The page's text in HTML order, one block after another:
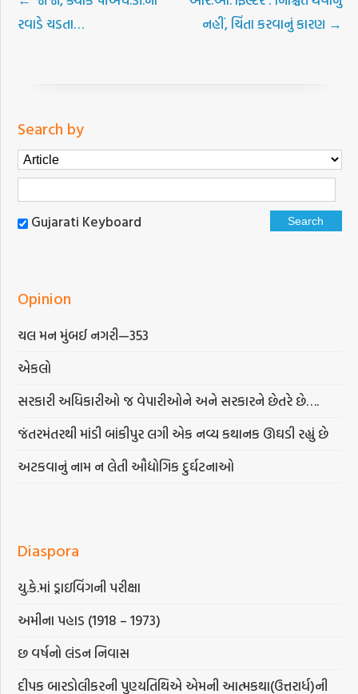
રવાડે ચડતા…
નહીં, ચિંતા કરવાનું કારણ →
Search by
Gujarati Keyboard
Opinion
ચલ મન મુંબઈ નગરી—353
એકલો
સરકારી અધિકારીઓ જ વેપારીઓને અને સરકારને છેતરે છે….
જંતરમંતરથી માંડી બાંકીપુર લગી એક નવ્ય કથાનક ઊઘડી રહ્યું છે
અટકવાનું નામ ન લેતી ઔદ્યોગિક દુર્ઘટનાઓ
Diaspora
યુ.કે.માં ડ્રાઇવિંગની પરીક્ષા
અમીના પહાડ (1918 – 1973)
છ વર્ષનો લંડન નિવાસ
દીપક બારડોલીકરની પુણ્યતિથિએ એમની આત્મકથા(ઉત્તરાર્ધ)ની